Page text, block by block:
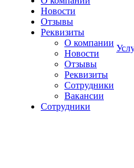
Новости
Отзывы
Реквизиты
О компании
Новости
Отзывы
Реквизиты
Сотрудники
Вакансии
Сотрудники